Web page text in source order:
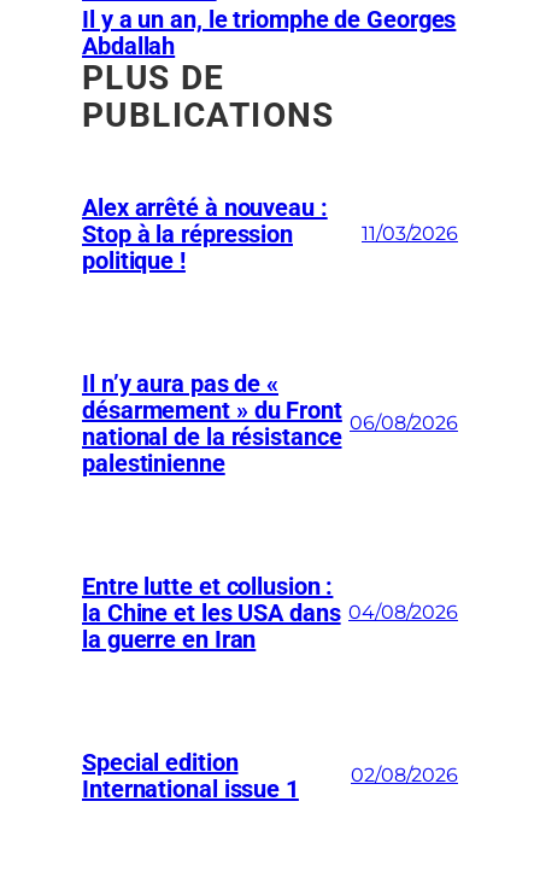
Il y a un an, le triomphe de Georges
Abdallah
PLUS DE
PUBLICATIONS
Alex arrêté à nouveau :
Stop à la répression
politique !
11/03/2026
Il n’y aura pas de «
désarmement » du Front
national de la résistance
palestinienne
06/08/2026
Entre lutte et collusion :
la Chine et les USA dans
la guerre en Iran
04/08/2026
Special edition
International issue 1
02/08/2026